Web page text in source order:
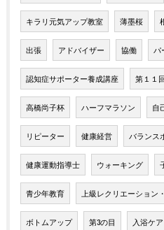
キラリ元気アップ教室 薄墨桜
出張 アドバイザー 協働 パ
認知症サポーター養成講座 第１１
高橋尚子杯 ハーフマラソン 自
リピーター 健康経営 バランス
健康運動指導士 ウォーキング
青少年教育 上級レクリエーション
ボトムアップ 第3の目 入浴ケア